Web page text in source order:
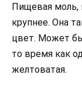
Пищевая моль,
крупнее. Она
цвет. Может
то время как
желтоватая.